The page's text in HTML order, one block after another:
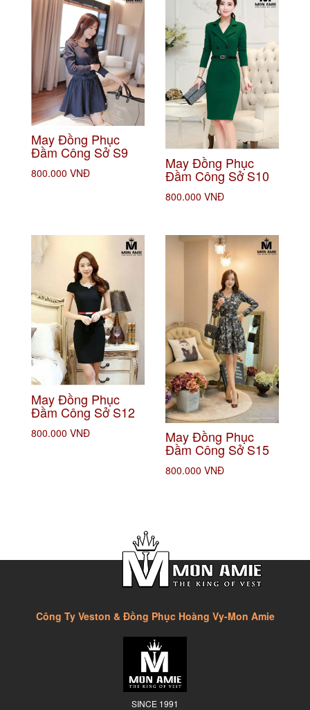
May Đồng Phục
Đầm Công Sở S9
800.000 VNĐ
May Đồng Phục
Đầm Công Sở S10
800.000 VNĐ
May Đồng Phục
Đầm Công Sở S12
800.000 VNĐ May Đồng Phục
Đầm Công Sở S15
800.000 VNĐ
Công Ty Veston & Đồng Phục Hoàng Vy-Mon Amie
SINCE 1991